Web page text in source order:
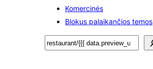
Komercinės
Blokus palaikančios temos
Paieška